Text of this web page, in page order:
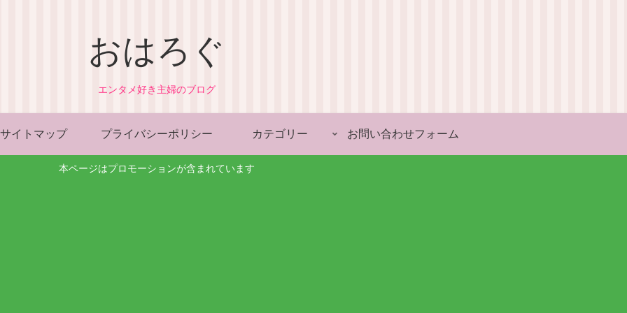
おはろぐ
エンタメ好き主婦のブログ
サイトマップ プライバシーポリシー カテゴリー お問い合わせフォーム
本ページはプロモーションが含まれています